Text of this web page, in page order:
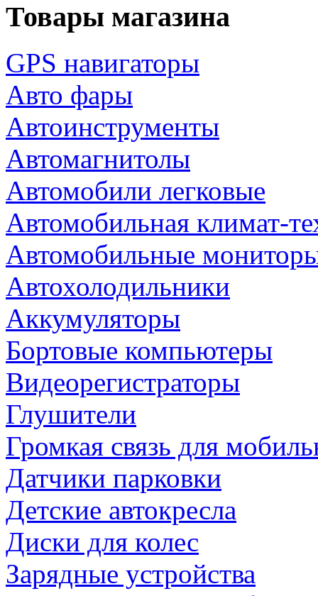
Товары магазина
GPS навигаторы
Авто фары
Автоинструменты
Автомагнитолы
Автомобили легковые
Автомобильная климат-
Автомобильные
Автохолодильники
Аккумуляторы
Бортовые компьютеры
Видеорегистраторы
Глушители
Громкая связь для
Датчики парковки
Детские автокресла
Диски для колес
Зарядные устройства